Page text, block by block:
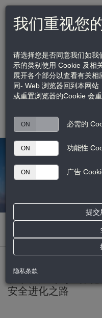
访问江森自控品牌网站
亚太区客户服
亚太区技术
Toggle
2026/4/29 0:00:00
安全进化之路
我们重视您
请选择您是否同意我们如
示的类别使用 Cookie 及相
展开各个部分以査看有关
同- Web 浏览器回到本网
或重置浏览器的Cookie 会重
ON OFF
必需的
ON OFF
功能性
ON OFF
广告
提交
隐私条款